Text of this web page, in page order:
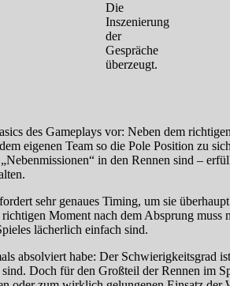
Die
Inszenierung
der
Gespräche
überzeugt.
des Gameplays vor: Neben dem
eigenen Team so die Pole Position zu
in den Rennen sind –
sehr genaues Timing, um sie
Moment nach dem Absprung
lächerlich einfach sind.
absolviert habe: Der Schwierigkeitsgrad
Doch für den Großteil der Rennen im